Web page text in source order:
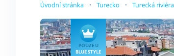
Úvodní stránka Turecko Turecká riviéra
POUZE U
BLUE STYLE